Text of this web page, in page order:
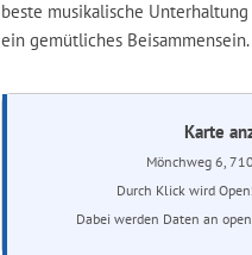
beste musikalische
ein gemütliches
Karte
Mönchweg 6,
Durch Klick wird
Dabei werden Daten an